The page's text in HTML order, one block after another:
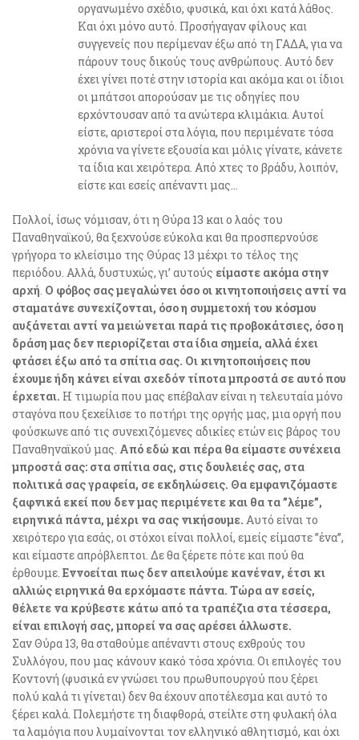
οργανωμένο σχέδιο, φυσικά, και όχι κατά λάθος.
Και όχι μόνο αυτό. Προσήγαγαν φίλους και
συγγενείς που περίμεναν έξω από τη ΓΑΔΑ, για να
πάρουν τους δικούς τους ανθρώπους. Αυτό δεν
έχει γίνει ποτέ στην ιστορία και ακόμα και οι ίδιοι
οι μπάτσοι απορούσαν με τις οδηγίες που
ερχόντουσαν από τα ανώτερα κλιμάκια. Αυτοί
είστε, αριστεροί στα λόγια, που περιμένατε τόσα
χρόνια να γίνετε εξουσία και μόλις γίνατε, κάνετε
τα ίδια και χειρότερα. Από χτες το βράδυ, λοιπόν,
είστε και εσείς απέναντι μας…
Πολλοί, ίσως νόμισαν, ότι η Θύρα 13 και ο λαός του
Παναθηναϊκού, θα ξεχνούσε εύκολα και θα προσπερνούσε
γρήγορα το κλείσιμο της Θύρας 13 μέχρι το τέλος της
περιόδου. Αλλά, δυστυχώς, γι’ αυτούς είμαστε ακόμα στην
αρχή. Ο φόβος σας μεγαλώνει όσο οι κινητοποιήσεις αντί να
σταματάνε συνεχίζονται, όσο η συμμετοχή του κόσμου
αυξάνεται αντί να μειώνεται παρά τις προβοκάτσιες, όσο η
δράση μας δεν περιορίζεται στα ίδια σημεία, αλλά έχει
φτάσει έξω από τα σπίτια σας. Οι κινητοποιήσεις που
έχουμε ήδη κάνει είναι σχεδόν τίποτα μπροστά σε αυτό που
έρχεται. Η τιμωρία που μας επέβαλαν είναι η τελευταία μόνο
σταγόνα που ξεχείλισε το ποτήρι της οργής μας, μια οργή που
φούσκωνε από τις συνεχιζόμενες αδικίες ετών εις βάρος του
Παναθηναϊκού μας. Από εδώ και πέρα θα είμαστε συνέχεια
μπροστά σας: στα σπίτια σας, στις δουλειές σας, στα
πολιτικά σας γραφεία, σε εκδηλώσεις. Θα εμφανιζόμαστε
ξαφνικά εκεί που δεν μας περιμένετε και θα τα ”λέμε”,
ειρηνικά πάντα, μέχρι να σας νικήσουμε. Αυτό είναι το
χειρότερο για εσάς, οι στόχοι είναι πολλοί, εμείς είμαστε ”ένα”,
και είμαστε απρόβλεπτοι. Δε θα ξέρετε πότε και πού θα
έρθουμε. Εννοείται πως δεν απειλούμε κανέναν, έτσι κι
αλλιώς ειρηνικά θα ερχόμαστε πάντα. Τώρα αν εσείς,
θέλετε να κρύβεστε κάτω από τα τραπέζια στα τέσσερα,
είναι επιλογή σας, μπορεί να σας αρέσει άλλωστε.
Σαν Θύρα 13, θα σταθούμε απέναντι στους εχθρούς του
Συλλόγου, που μας κάνουν κακό τόσα χρόνια. Οι επιλογές του
Κοντονή (φυσικά εν γνώσει του πρωθυπουργού που ξέρει
πολύ καλά τι γίνεται) δεν θα έχουν αποτέλεσμα και αυτό το
ξέρει καλά. Πολεμήστε τη διαφθορά, στείλτε στη φυλακή όλα
τα λαμόγια που λυμαίνονται τον ελληνικό αθλητισμό, και όχι